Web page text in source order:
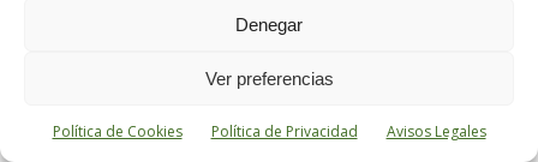
Denegar
Ver preferencias
Política de Cookies Política de Privacidad Avisos Legales
para afrontar la crisis del coronavirus. Él
problemas de la gente” y que, ante el
aumento de la pobreza y el paro, no pueden